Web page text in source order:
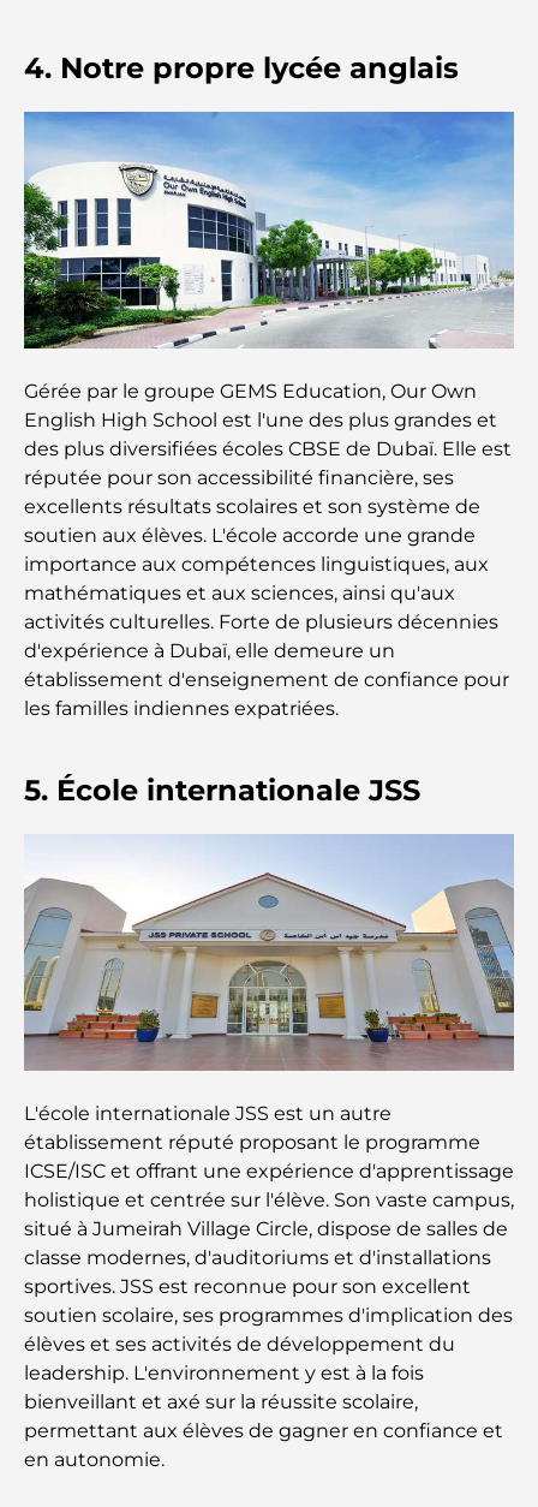
voyage à travers le temps
Les 7 meilleurs restaurants de Dubai Creek
Harbour où dîner
Les meilleures écoles de Dubai Marina : un guide
adapté aux familles
Restaurants à Dubai Hills : Les meilleures adresses
gourmandes d’un quartier en pleine expansion
Les meilleurs parcours de golf de championnat à
Dubaï
Résidences en bord de mer à Dubaï : le luxe au
bord de la mer
Les meilleures banques de Dubaï pour les
expatriés : un guide bancaire complet
Le pays le plus cher du monde : un classement
mondial des coûts
Guide des salles de sport de Damac Hills : Les
meilleures options de remise en forme à Damac
Hills et aux alentours
Les meilleurs centres commerciaux de Dubaï pour
le shopping et les loisirs
dynamique de Dubaï
Cartes de crédit aux Émirats arabes unis : un guide
complet pour dépenser intelligemment
Hôpital du DIFC : des soins médicaux de classe
mondiale à Dubaï
Rarest Car in the World: Automotive Legends
Beyond Price
Salles de sport au DIFC : quand le fitness
rencontre le style de vie professionnel
4. Notre propre lycée anglais
Gérée par le groupe GEMS Education, Our Own
English High School est l'une des plus grandes et
des plus diversifiées écoles CBSE de Dubaï. Elle est
réputée pour son accessibilité financière, ses
excellents résultats scolaires et son système de
soutien aux élèves. L'école accorde une grande
importance aux compétences linguistiques, aux
mathématiques et aux sciences, ainsi qu'aux
activités culturelles. Forte de plusieurs décennies
d'expérience à Dubaï, elle demeure un
établissement d'enseignement de confiance pour
les familles indiennes expatriées.
5. École internationale JSS
L'école internationale JSS est un autre
établissement réputé proposant le programme
ICSE/ISC et offrant une expérience d'apprentissage
holistique et centrée sur l'élève. Son vaste campus,
situé à Jumeirah Village Circle, dispose de salles de
classe modernes, d'auditoriums et d'installations
sportives. JSS est reconnue pour son excellent
soutien scolaire, ses programmes d'implication des
élèves et ses activités de développement du
leadership. L'environnement y est à la fois
bienveillant et axé sur la réussite scolaire,
permettant aux élèves de gagner en confiance et
en autonomie.